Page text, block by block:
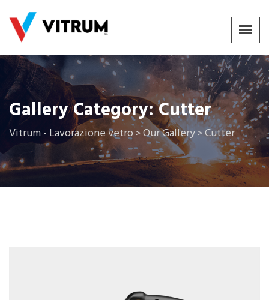
Gallery Category:Cutter
Vitrum - Lavorazione vetro >Our Gallery>Cutter